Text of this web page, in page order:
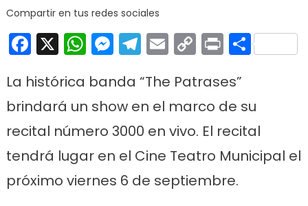
Compartir en tus redes sociales
Facebook
X WhatsApp
Messenger
Telegram
EmailCopy
Link
Print
La histórica banda “The Patrases”
brindará un show en el marco de su
recital número 3000 en vivo. El recital
tendrá lugar en el Cine Teatro Municipal el
próximo viernes 6 de septiembre.